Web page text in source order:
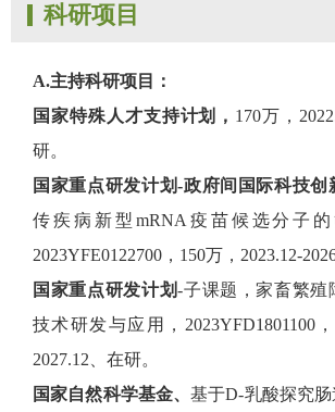
科研项目
A.主持科研项目：
国家特殊人才支持计划， 170万，
研。
国家重点研发计划-政府间国际科技创
传疾病新型mRNA疫苗候选分子的
2023YFE0122700，150万，2023.12-
国家重点研发计划-子课题，家畜繁殖
技术研发与应用，2023YFD1801100
2027.12、在研。
国家自然科学基金、基于D-乳酸探究